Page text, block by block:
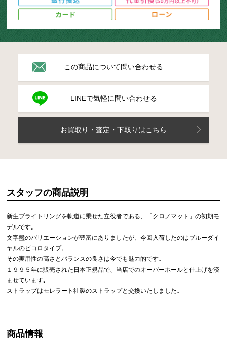
この商品について問い合わせる
LINEで気軽に問い合わせる
お買取り・査定・下取りはこちら
スタッフの商品説明
新生ブライトリングを軌道に乗せた立役者である、「クロノマット」の初期モ
デルです｡
文字盤のバリエーションが豊富にありましたが、今回入荷したのはブルーダイ
ヤルのビコロタイプ。
その実用性の高さとバランスの良さは今でも魅力的です｡
１９９５年に販売された日本正規品で、当店でのオーバーホールと仕上げを済
ませています｡
ストラップはモレラート社製のストラップと交換いたしました｡
商品情報